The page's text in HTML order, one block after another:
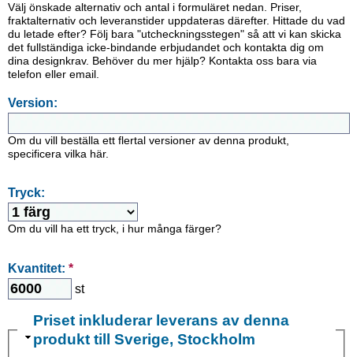
Välj önskade alternativ och antal i formuläret nedan. Priser,
fraktalternativ och leveranstider uppdateras därefter. Hittade du vad
du letade efter? Följ bara "utcheckningsstegen" så att vi kan skicka
det fullständiga icke-bindande erbjudandet och kontakta dig om
dina designkrav. Behöver du mer hjälp? Kontakta oss bara via
telefon eller email.
Version:
Om du vill beställa ett flertal versioner av denna produkt,
specificera vilka här.
Tryck:
Om du vill ha ett tryck, i hur många färger?
Kvantitet: *
st
Priset inkluderar leverans av denna
produkt till Sverige, Stockholm